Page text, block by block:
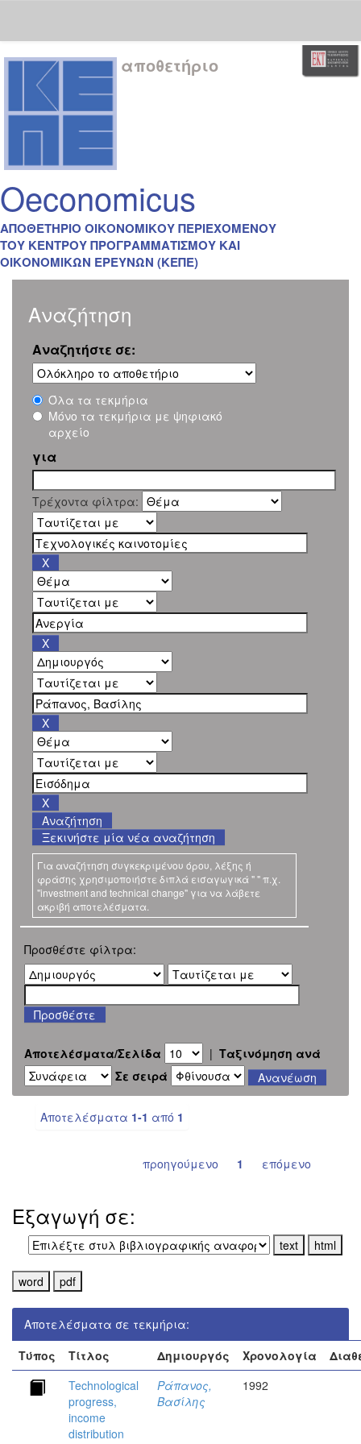
Skip
navigation
αποθετήριο
Oeconomicus
ΑΠΟΘΕΤΗΡΙΟ ΟΙΚΟΝΟΜΙΚΟΥ ΠΕΡΙΕΧΟΜΕΝΟΥ
ΤΟΥ ΚΕΝΤΡΟΥ ΠΡΟΓΡΑΜΜΑΤΙΣΜΟΥ ΚΑΙ
ΟΙΚΟΝΟΜΙΚΩΝ ΕΡΕΥΝΩΝ (ΚΕΠΕ)
Αναζήτηση
Αναζητήστε σε:
Όλα τα τεκμήρια
Μόνο τα τεκμήρια με ψηφιακό
αρχείο
για
Τρέχοντα φίλτρα:
Ξεκινήστε μία νέα αναζήτηση
Για αναζήτηση συγκεκριμένου όρου, λέξης ή
φράσης χρησιμοποιήστε διπλά εισαγωγικά " " π.χ.
"investment and technical change" για να λάβετε
ακριβή αποτελέσματα.
Προσθέστε φίλτρα:
Αποτελέσματα/Σελίδα | Ταξινόμηση ανά
Σε σειρά
Αποτελέσματα 1-1 από 1
προηγούμενο 1 επόμενο
Εξαγωγή σε:
Αποτελέσματα σε τεκμήρια:
Τύπος
Τίτλος Δημιουργός Χρονολογία
Technological
progress,
income
distribution
Ράπανος,
Βασίλης
1992